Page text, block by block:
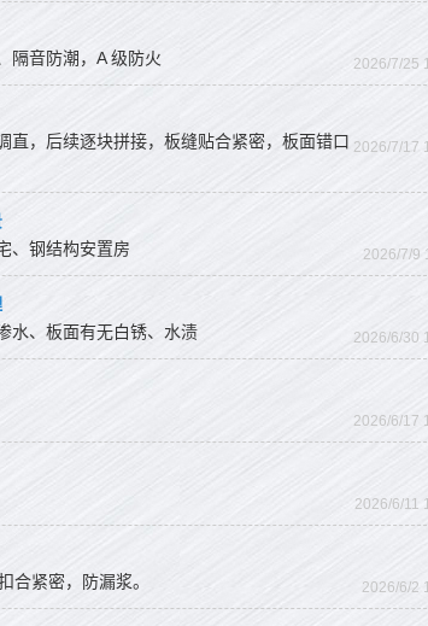
2026/7/25
隔音防潮，A 级防火
2026/7/17
直，后续逐块拼接，板缝贴合紧密，板面错口
2026/7/9
、钢结构安置房
2026/6/30
水、板面有无白锈、水渍
2026/6/17
2026/6/11
2026/6/2
合紧密，防漏浆。